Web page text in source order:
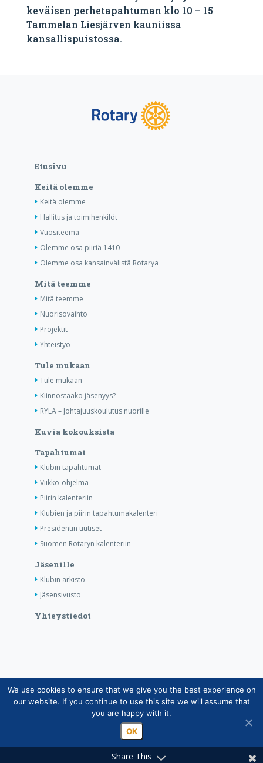
keväisen perhetapahtuman klo 10 – 15
Tammelan Liesjärven kauniissa
kansallispuistossa.
Etusivu
Keitä olemme
Keitä olemme
Hallitus ja toimihenkilöt
Vuositeema
Olemme osa piiriä 1410
Olemme osa kansainvälistä Rotarya
Mitä teemme
Mitä teemme
Nuorisovaihto
Projektit
Yhteistyö
Tule mukaan
Tule mukaan
Kiinnostaako jäsenyys?
RYLA – Johtajuuskoulutus nuorille
Kuvia kokouksista
Tapahtumat
Klubin tapahtumat
Viikko-ohjelma
Piirin kalenteriin
Klubien ja piirin tapahtumakalenteri
Presidentin uutiset
Suomen Rotaryn kalenteriin
Jäsenille
Klubin arkisto
Jäsensivusto
Yhteystiedot
Copyright © Suomen Rotarypalvelu ry 2026 |
Jäsentietojärjestelmän tietosuojaseloste|Henkilötietojen
käsittely Rotarytoiminnassa
Share This
We use cookies to ensure that we give you the best experience on
our website. If you continue to use this site we will assume that
you are happy with it.
OK